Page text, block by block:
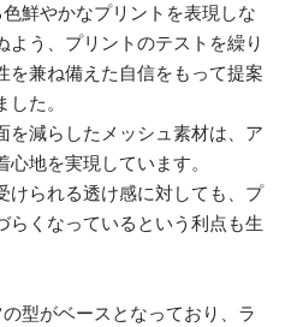
鮮やかなプリントを表現しな
よう、プリントのテストを繰り
を兼ね備えた自信をもって提案
た。
を減らしたメッシュ素材は、ア
地を実現しています。
けられる透け感に対しても、プ
らくなっているという利点も生
型がベースとなっており、ラ